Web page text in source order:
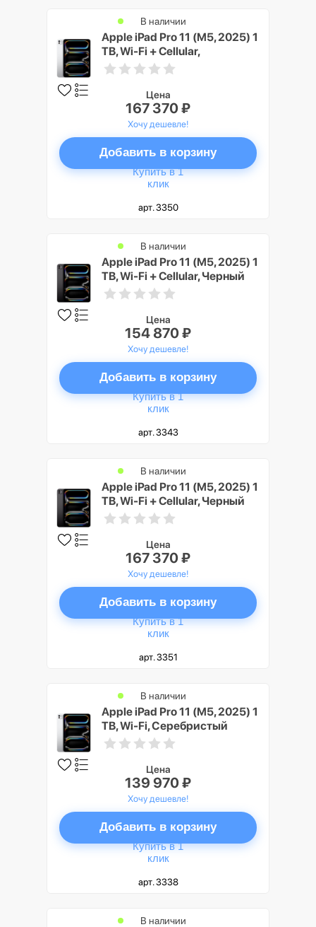
Apple iPad Pro 11 (M5, 2025) 1
TB, Wi-Fi + Cellular,
Серебристый (Silver), Nano-
В наличии
Цена
167 370 ₽
Хочу дешевле!
Добавить в корзину
Купить в 1
клик
арт. 3350
Apple iPad Pro 11 (M5, 2025) 1
TB, Wi-Fi + Cellular, Черный
космос (Space Black)
В наличии
Цена
154 870 ₽
Хочу дешевле!
Добавить в корзину
Купить в 1
клик
арт. 3343
Apple iPad Pro 11 (M5, 2025) 1
TB, Wi-Fi + Cellular, Черный
космос (Space Black), Nano-
В наличии
Цена
167 370 ₽
Хочу дешевле!
Добавить в корзину
Купить в 1
клик
арт. 3351
Apple iPad Pro 11 (M5, 2025) 1
TB, Wi-Fi, Серебристый
(Silver)
В наличии
Цена
139 970 ₽
Хочу дешевле!
Добавить в корзину
Купить в 1
клик
арт. 3338
В наличии